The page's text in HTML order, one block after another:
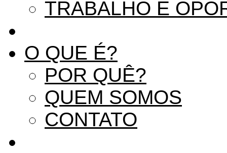
TRABALHO E
O QUE É?
POR QUÊ?
QUEM SOMOS
CONTATO